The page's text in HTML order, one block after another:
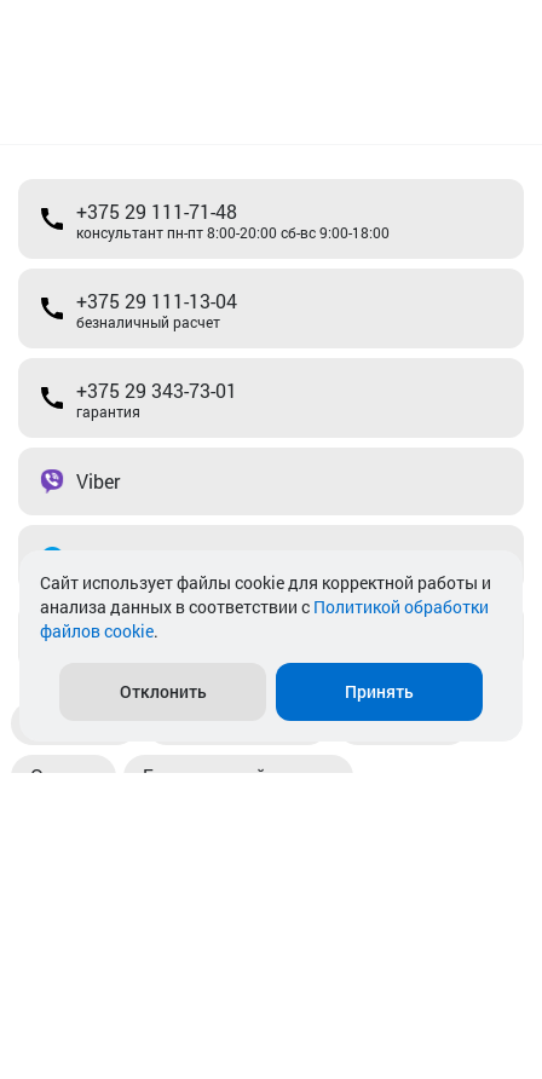
+375 29 111-71-48
консультант пн-пт 8:00-20:00 сб-вс 9:00-18:00
+375 29 111-13-04
безналичный расчет
+375 29 343-73-01
гарантия
Viber
info@akkamulik.by
Пункты выдачи Магазины
Оплата Безналичный расчет
Cайт использует файлы cookie для корректной работы и
анализа данных в соответствии с Политикой обработки
файлов cookie.
Отклонить Принять